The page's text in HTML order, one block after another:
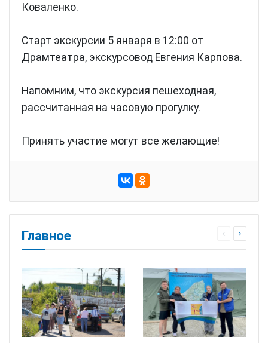
Коваленко.
Старт экскурсии 5 января в 12:00 от
Драмтеатра, экскурсовод Евгения Карпова.
Напомним, что экскурсия пешеходная,
рассчитанная на часовую прогулку.
Принять участие могут все желающие!
Главное